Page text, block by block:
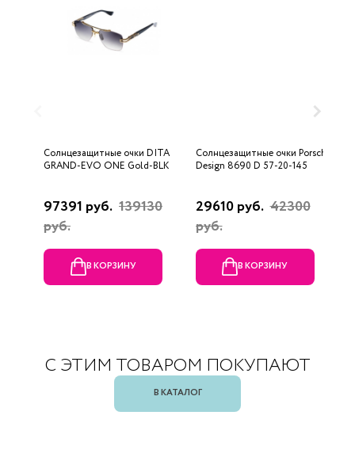
Солнцезащитные очки DITA
GRAND-EVO ONE Gold-BLK
97391 руб. 139130
руб.
В КОРЗИНУ
Солнцезащитные очки Porsche
Design 8690 D 57-20-145
29610 руб. 42300
руб.
В КОРЗИНУ
С ЭТИМ ТОВАРОМ ПОКУПАЮТ
В КАТАЛОГ